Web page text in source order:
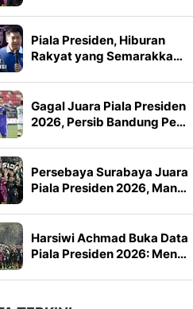
Piala Presiden, Hiburan
Rakyat yang Semarakka…
Gagal Juara Piala Presiden
2026, Persib Bandung Pe…
Persebaya Surabaya Juara
Piala Presiden 2026, Man…
Harsiwi Achmad Buka Data
Piala Presiden 2026: Men…